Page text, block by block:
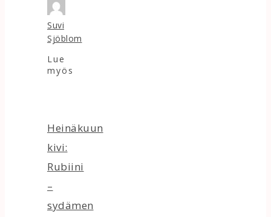
Suvi
Sjöblom
Lue
myös
Heinäkuun
kivi:
Rubiini
–
sydämen